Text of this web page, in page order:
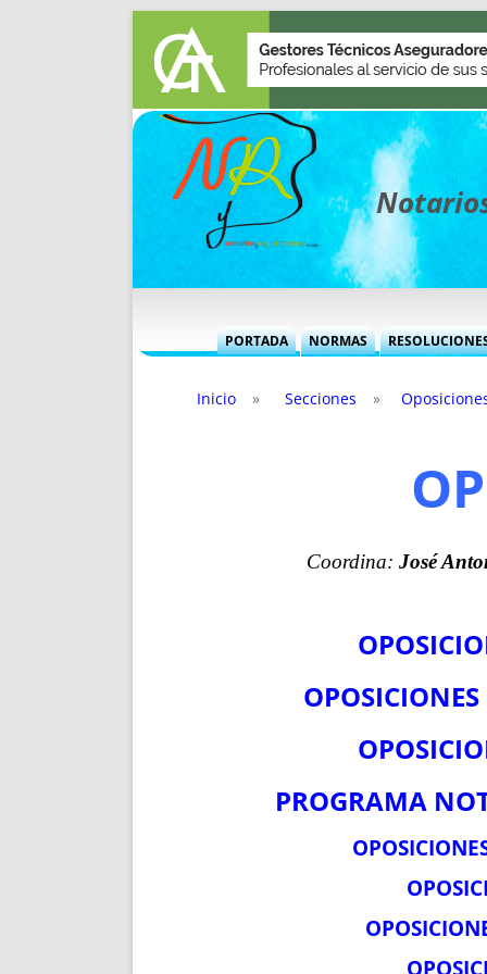
PORTADA NORMAS
INFORMES MENSUALES
ENRIQUECIDAS
VOCES
TITULARES
Inicio » Secciones »
Coordina: José
PROGRAMA